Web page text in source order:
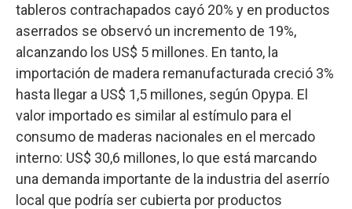
tableros contrachapados cayó 20% y en productos
aserrados se observó un incremento de 19%,
alcanzando los US$ 5 millones. En tanto, la
importación de madera remanufacturada creció 3%
hasta llegar a US$ 1,5 millones, según Opypa. El
valor importado es similar al estímulo para el
consumo de maderas nacionales en el mercado
interno: US$ 30,6 millones, lo que está marcando
una demanda importante de la industria del aserrío
local que podría ser cubierta por productos